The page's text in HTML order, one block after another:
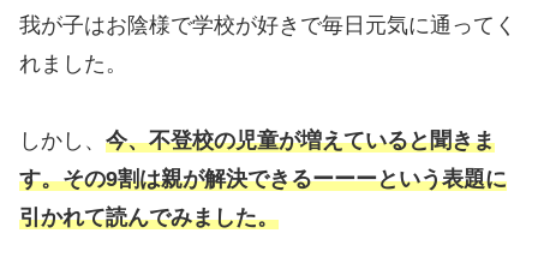
我が子はお陰様で学校が好きで毎日元気に通ってく
れました。
しかし、 今、不登校の児童が増えていると聞きま
す。その9割は親が解決できるーーーという表題に
引かれて読んでみました。